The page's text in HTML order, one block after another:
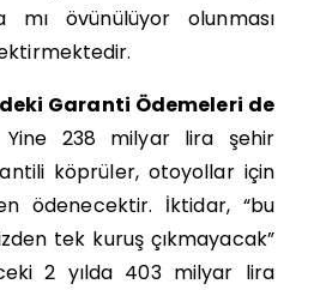
mı övünülüyor olunması
Garanti Ödemeleri de
238 milyar lira şehir
köprüler, otoyollar için
ödenecektir. İktidar, “bu
tek kuruş çıkmayacak”
2 yılda 403 milyar lira